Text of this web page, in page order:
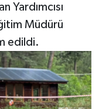
Yardımcısı
Müdürü
edildi.